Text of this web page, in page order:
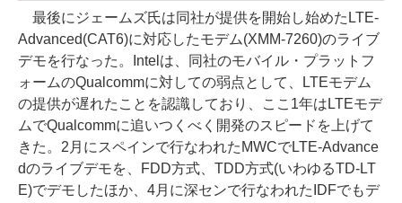
最後にジェームズ氏は同社が提供を開始し始めたLTE-
Advanced(CAT6)に対応したモデム(XMM-7260)のライブ
デモを行なった。Intelは、同社のモバイル・プラットフ
ォームのQualcommに対しての弱点として、LTEモデム
の提供が遅れたことを認識しており、ここ1年はLTEモデ
ムでQualcommに追いつくべく開発のスピードを上げて
きた。2月にスペインで行なわれたMWCでLTE-Advance
dのライブデモを、FDD方式、TDD方式(いわゆるTD-LT
E)でデモしたほか、4月に深センで行なわれたIDFでもデ